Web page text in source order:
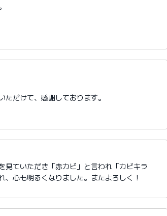
だけて、感謝しております。
見ていただき「赤カビ」と言われ「カビキラ
心も明るくなりました。またよろしく！